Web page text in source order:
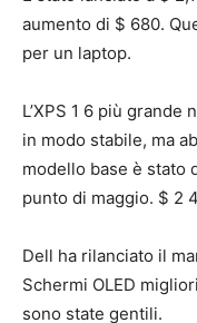
aumento di $ 680.
per un laptop.
L’XPS 1 6 più
in modo stabile, ma
modello base è stato
punto di maggio. $ 2
Dell ha rilanciato il
Schermi OLED
sono state gentili.